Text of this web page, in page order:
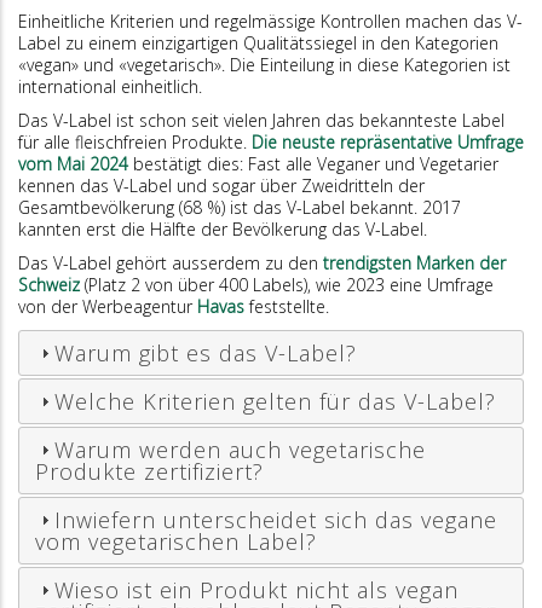
Einheitliche Kriterien und regelmässige Kontrollen machen das V-
Label zu einem einzigartigen Qualitätssiegel in den Kategorien
«vegan» und «vegetarisch». Die Einteilung in diese Kategorien ist
international einheitlich.
Das V-Label ist schon seit vielen Jahren das bekannteste Label
für alle fleischfreien Produkte. Die neuste repräsentative Umfrage
vom Mai 2024bestätigt dies: Fast alle Veganer und Vegetarier
kennen das V-Label und sogar über Zweidritteln der
Gesamtbevölkerung (68 %) ist das V-Label bekannt. 2017
kannten erst die Hälfte der Bevölkerung das V-Label.
Das V-Label gehört ausserdem zu den trendigsten Marken der
Schweiz (Platz 2 von über 400 Labels), wie 2023 eine Umfrage
von der Werbeagentur Havasfeststellte.
Warum gibt es das V-Label?
Welche Kriterien gelten für das V-Label?
Warum werden auch vegetarische
Produkte zertifiziert?
Inwiefern unterscheidet sich das vegane
vom vegetarischen Label?
Wieso ist ein Produkt nicht als vegan